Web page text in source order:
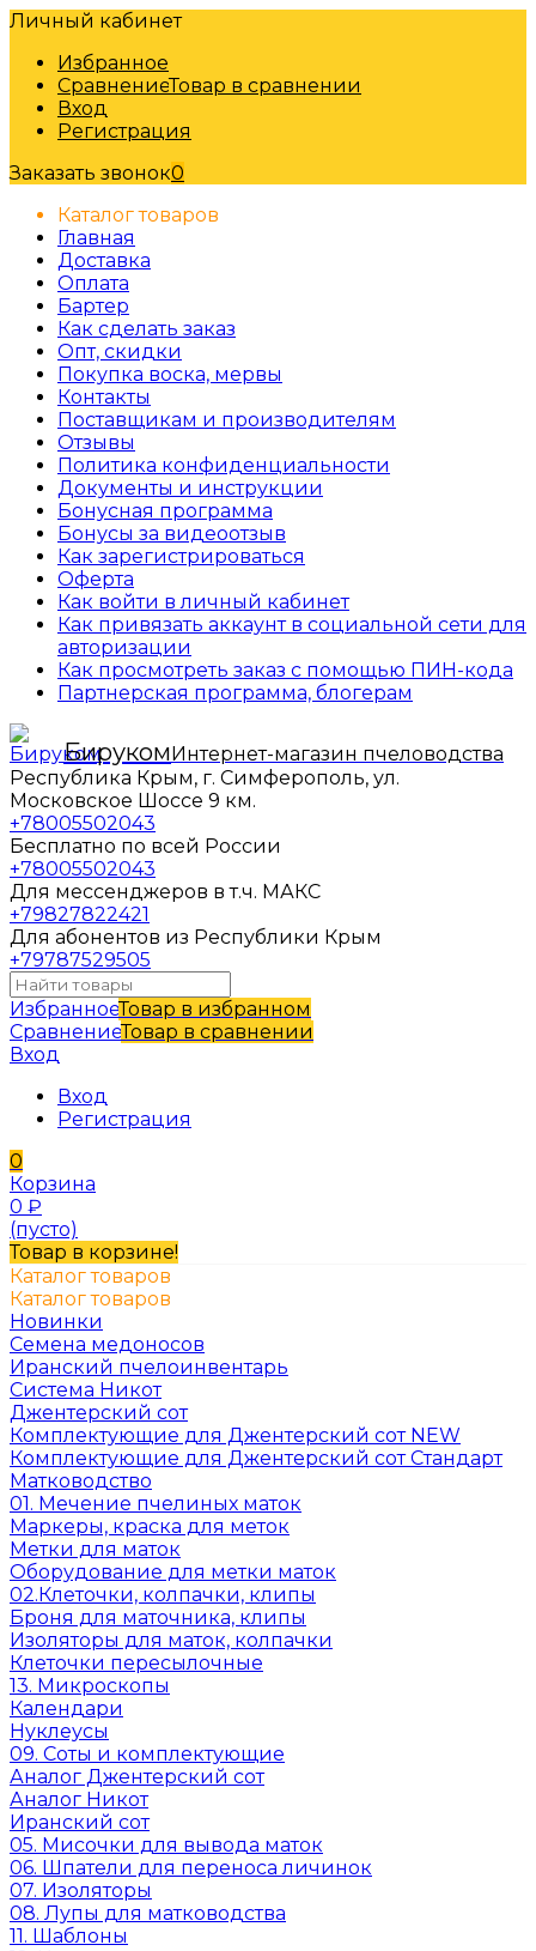
Личный кабинет
Избранное
СравнениеТовар в сравнении
Вход
Регистрация
Заказать звонок0
Каталог товаров
Главная
Доставка
Оплата
Бартер
Как сделать заказ
Опт, скидки
Покупка воска, мервы
Контакты
Поставщикам и производителям
Отзывы
Политика конфиденциальности
Документы и инструкции
Бонусная программа
Бонусы за видеоотзыв
Как зарегистрироваться
Оферта
Как войти в личный кабинет
Как привязать аккаунт в социальной сети для
авторизации
Как просмотреть заказ с помощью ПИН-кода
Партнерская программа, блогерам
БирукомИнтернет-магазин пчеловодства
Республика Крым, г. Симферополь, ул.
Московское Шоссе 9 км.
+78005502043
Бесплатно по всей России
+78005502043
Для мессенджеров в т.ч. МАКС
+79827822421
Для абонентов из Республики Крым
+79787529505
ИзбранноеТовар в избранном
СравнениеТовар в сравнении
Вход
Вход
Регистрация
0
Корзина
0 ₽
(пусто)
Товар в корзине!
Каталог товаров
Каталог товаров
Новинки
Семена медоносов
Иранский пчелоинвентарь
Система Никот
Джентерский сот
Комплектующие для Джентерский сот NEW
Комплектующие для Джентерский сот Стандарт
Матководство
01. Мечение пчелиных маток
Маркеры, краска для меток
Метки для маток
Оборудование для метки маток
02.Клеточки, колпачки, клипы
Броня для маточника, клипы
Изоляторы для маток, колпачки
Клеточки пересылочные
13. Микроскопы
Календари
Нуклеусы
09. Соты и комплектующие
Аналог Джентерский сот
Аналог Никот
Иранский сот
05. Мисочки для вывода маток
06. Шпатели для переноса личинок
07. Изоляторы
08. Лупы для матководства
11. Шаблоны